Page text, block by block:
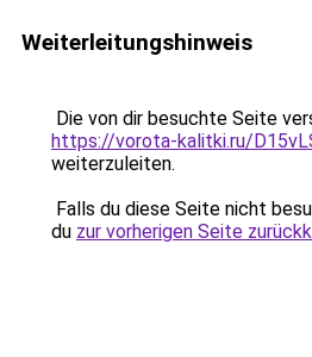
Weiterleitungshinweis
Die von dir besuchte Seite
https://vorota-kalitki.ru/
weiterzuleiten.
Falls du diese Seite nicht
du zur vorherigen Seite